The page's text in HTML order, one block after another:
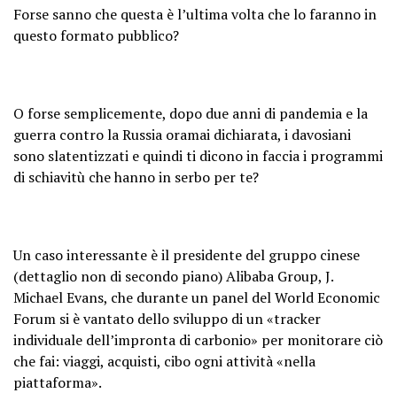
Forse sanno che questa è l’ultima volta che lo faranno in
questo formato pubblico?
O forse semplicemente, dopo due anni di pandemia e la
guerra contro la Russia oramai dichiarata, i davosiani
sono slatentizzati e quindi ti dicono in faccia i programmi
di schiavitù che hanno in serbo per te?
Un caso interessante è il presidente del gruppo cinese
(dettaglio non di secondo piano) Alibaba Group, J.
Michael Evans, che durante un panel del World Economic
Forum si è vantato dello sviluppo di un «tracker
individuale dell’impronta di carbonio» per monitorare ciò
che fai: viaggi, acquisti, cibo ogni attività «nella
piattaforma».